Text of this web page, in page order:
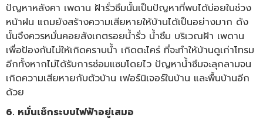
ปัญหาหลังคา เพดาน ฝ้ารั่วซึมนั้นเป็นปัญหาที่พบได้บ่อยในช่วง
หน้าฝน แถมยังสร้างความเสียหายให้บ้านได้เป็นอย่างมาก ดัง
นั้นจึงควรหมั่นคอยสังเกตรอยน้ำรั่ว น้ำซึม บริเวณฝ้า เพดาน
เพื่อป้องกันไม่ให้เกิดคราบน้ำ เกิดตะไคร่ ที่จะทำให้บ้านดูเก่าโทรม
อีกทั้งหากไม่ได้รับการซ่อมแซมโดยไว ปัญหาน้ำซึมจะลุกลามจน
เกิดความเสียหายกับตัวบ้าน เฟอร์นิเจอร์ในบ้าน และพื้นบ้านอีก
ด้วย
6. หมั่นเช็กระบบไฟฟ้าอยู่เสมอ